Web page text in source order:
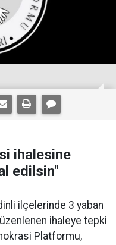
ihalesine
edilsin"
ilçelerinde 3 yaban
ihaleye tepki
Platformu,